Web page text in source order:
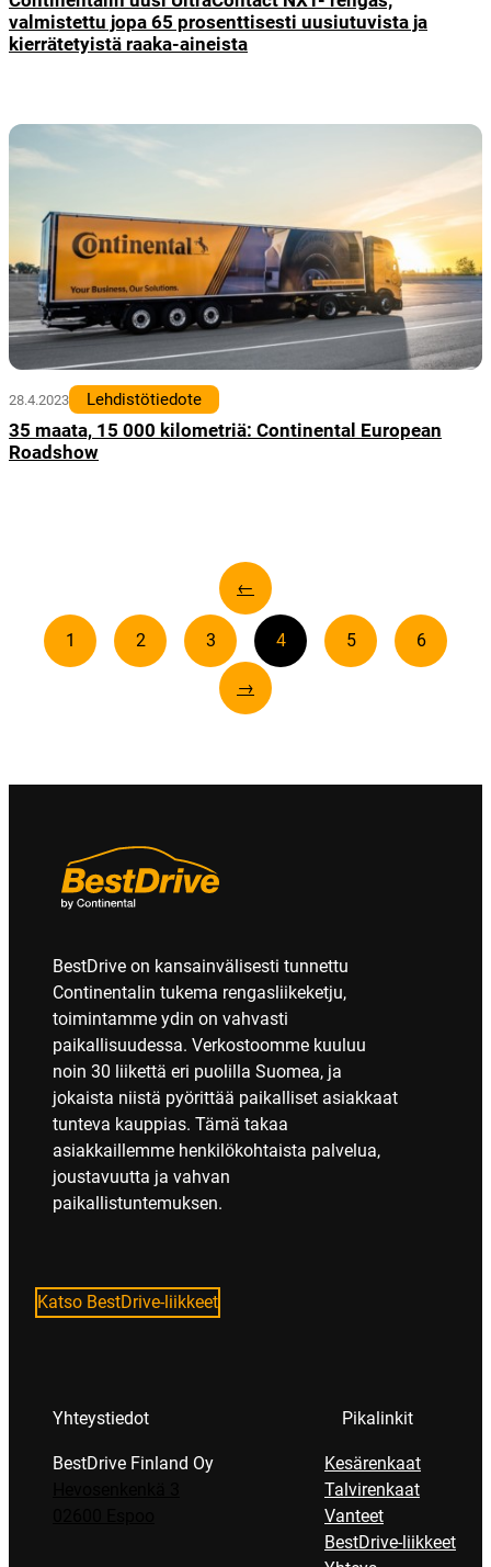
valmistettu jopa 65 prosenttisesti uusiutuvista ja
kierrätetyistä raaka-aineista
28.4.2023 Lehdistötiedote
35 maata, 15 000 kilometriä: Continental European
Roadshow
←
1 2 3 4 5 6
→
BestDrive on kansainvälisesti tunnettu
Continentalin tukema rengasliikeketju,
toimintamme ydin on vahvasti
paikallisuudessa. Verkostoomme kuuluu
noin 30 liikettä eri puolilla Suomea, ja
jokaista niistä pyörittää paikalliset asiakkaat
tunteva kauppias. Tämä takaa
asiakkaillemme henkilökohtaista palvelua,
joustavuutta ja vahvan
paikallistuntemuksen.
Katso BestDrive-liikkeet
Yhteystiedot
BestDrive Finland Oy
Pikalinkit
Kesärenkaat
Talvirenkaat
Vanteet
BestDrive-liikkeet